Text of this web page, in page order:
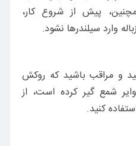
پیش از شروع کار،
وارد سیلندرها نشود.
و مراقب باشید که روکش
شمع گیر کرده است، از
کنید.